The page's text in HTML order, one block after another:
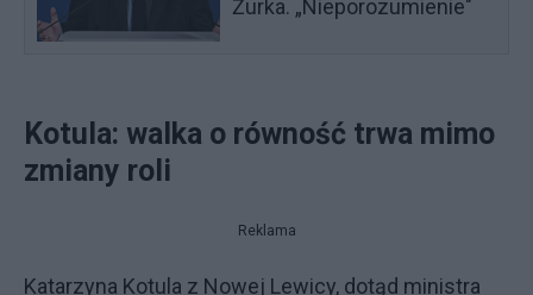
Żurka. „Nieporozumienie"
Kotula: walka o równość trwa mimo
zmiany roli
Reklama
Katarzyna Kotula z Nowej Lewicy, dotąd ministra